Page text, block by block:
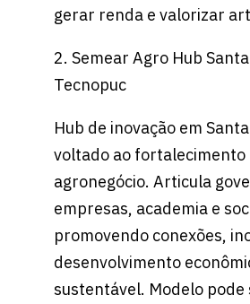
gerar renda e valorizar
2. Semear Agro Hub
Tecnopuc
Hub de inovação em Santa
voltado ao fortalecimento
agronegócio. Articula
empresas, academia e
promovendo conexões,
desenvolvimento
sustentável. Modelo